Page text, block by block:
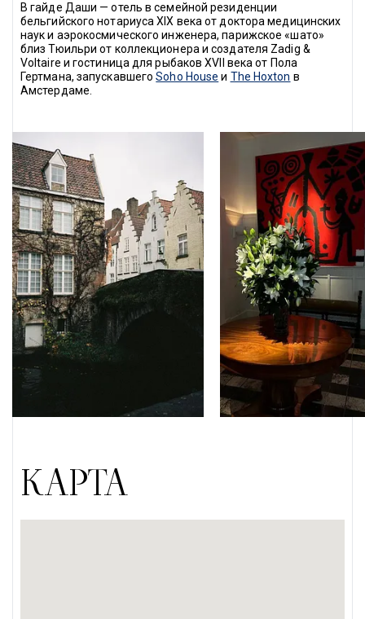
В гайде Даши — отель в семейной резиденции
бельгийского нотариуса XIX века от доктора медицинских
наук и аэрокосмического инженера, парижское «шато»
близ Тюильри от коллекционера и создателя Zadig &
Voltaire и гостиница для рыбаков XVII века от Пола
Гертмана, запускавшего Soho House и The Hoxton в
Амстердаме.
КАРТА